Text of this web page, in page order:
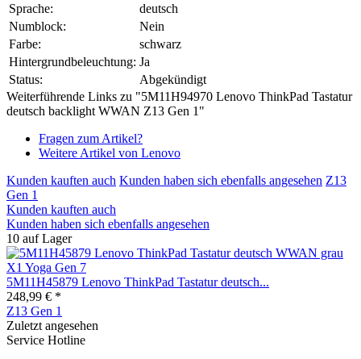
Sprache:
deutsch
Numblock:
Nein
Farbe:
schwarz
Hintergrundbeleuchtung: Ja
Status:
Abgekündigt
Weiterführende Links zu "5M11H94970 Lenovo ThinkPad Tastatur
deutsch backlight WWAN Z13 Gen 1"
Fragen zum Artikel?
Weitere Artikel von Lenovo
Kunden kauften auch Kunden haben sich ebenfalls angesehen Z13
Gen 1
Kunden kauften auch
Kunden haben sich ebenfalls angesehen
10 auf Lager
5M11H45879 Lenovo ThinkPad Tastatur deutsch...
248,99 € *
Z13 Gen 1
Zuletzt angesehen
Service Hotline